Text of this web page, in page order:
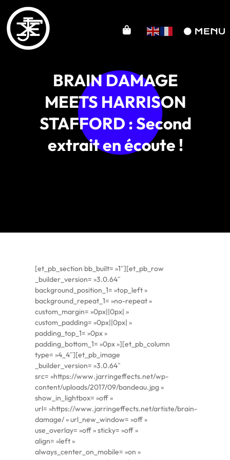
BRAIN DAMAGE
MEETS HARRISON
STAFFORD : Second
extrait en écoute !
[et_pb_section bb_built= »1″][et_pb_row
_builder_version= »3.0.64″
background_position_1= »top_left »
background_repeat_1= »no-repeat »
custom_margin= »0px||0px| »
custom_padding= »0px||0px| »
padding_top_1= »0px »
padding_bottom_1= »0px »][et_pb_column
type= »4_4″][et_pb_image
_builder_version= »3.0.64″
src= »https://www.jarringeffects.net/wp-
content/uploads/2017/09/bandeau.jpg »
show_in_lightbox= »off »
url= »https://www.jarringeffects.net/artiste/brain-
damage/ » url_new_window= »off »
use_overlay= »off » sticky= »off »
align= »left »
always_center_on_mobile= »on »